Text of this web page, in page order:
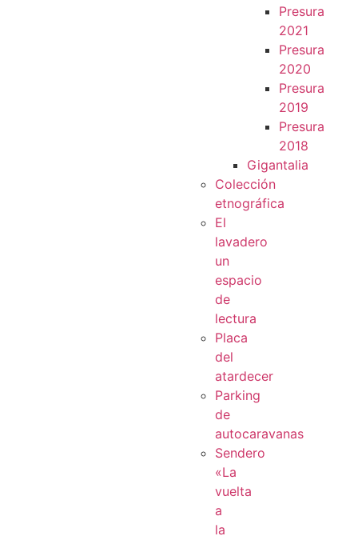
Presura
2021
Presura
2020
Presura
2019
Presura
2018
Gigantalia
Colección
etnográfica
El
lavadero
un
espacio
de
lectura
Placa
del
atardecer
Parking
de
autocaravanas
Sendero
«La
vuelta
a
la